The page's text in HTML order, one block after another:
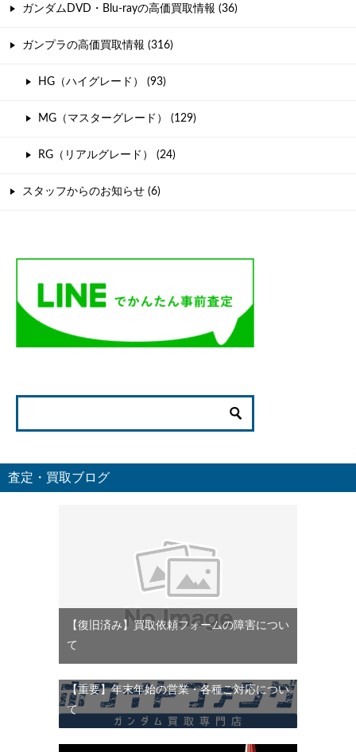
ガンダムDVD・Blu-rayの高価買取情報 (36)
ガンプラの高価買取情報 (316)
HG（ハイグレード） (93)
MG（マスターグレード） (129)
RG（リアルグレード） (24)
スタッフからのお知らせ (6)
査定・買取ブログ
【復旧済み】買取依頼フォームの障害につい
て
【重要】年末年始の営業・各種ご対応につい
て